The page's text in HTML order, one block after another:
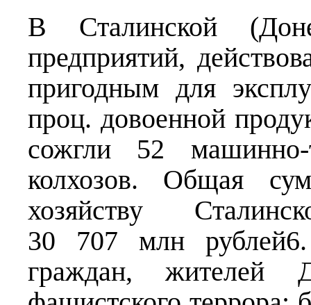
В Сталинской
предприятий,
пригодным для
проц. довоенной
сожгли 52 машинно-
колхозов. Общая
хозяйству
30 707 млн рублей6.
граждан, жителей